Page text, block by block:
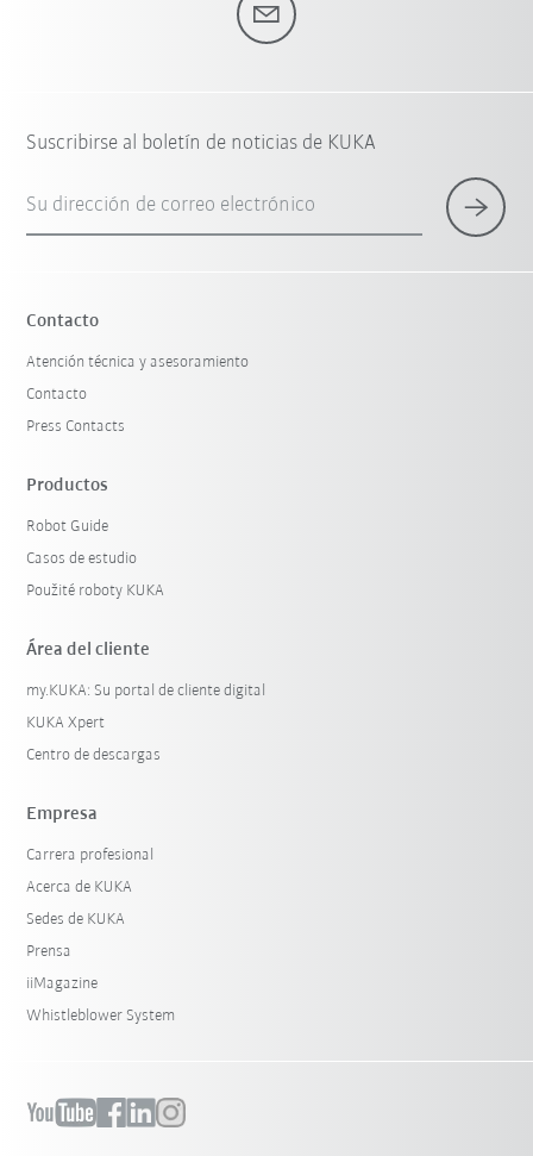
Suscribirse al boletín de noticias de KUKA
Su dirección de correo electrónico
Contacto
Atención técnica y asesoramiento
Contacto
Press Contacts
Productos
Robot Guide
Casos de estudio
Použité roboty KUKA
Área del cliente
my.KUKA: Su portal de cliente digital
KUKA Xpert
Centro de descargas
Empresa
Carrera profesional
Acerca de KUKA
Sedes de KUKA
Prensa
iiMagazine
Whistleblower System